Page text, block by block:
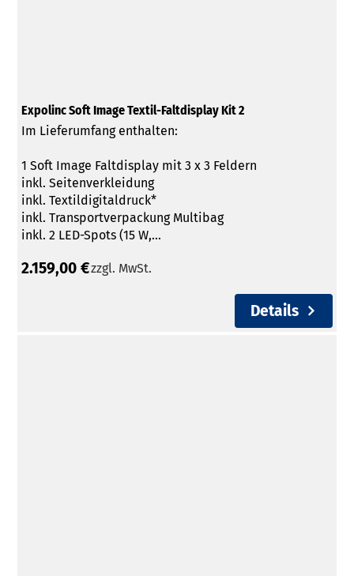
Expolinc Soft Image Textil-Faltdisplay Kit 2
Im Lieferumfang enthalten:
1 Soft Image Faltdisplay mit 3 x 3 Feldern
inkl. Seitenverkleidung
inkl. Textildigitaldruck*
inkl. Transportverpackung Multibag
inkl. 2 LED-Spots (15 W,...
2.159,00 €zzgl. MwSt.
Details